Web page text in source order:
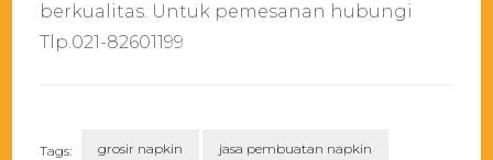
berkualitas. Untuk pemesanan hubungi
Tlp.021-82601199
Tags: grosir napkin jasa pembuatan napkin